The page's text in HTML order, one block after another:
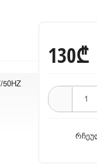
50HZ
130₾